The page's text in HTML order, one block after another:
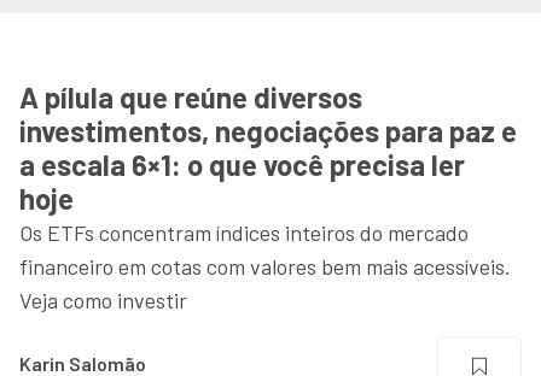
A pílula que reúne diversos
investimentos, negociações para paz e
a escala 6×1: o que você precisa ler
hoje
Os ETFs concentram índices inteiros do mercado
financeiro em cotas com valores bem mais acessíveis.
Veja como investir
Karin Salomão